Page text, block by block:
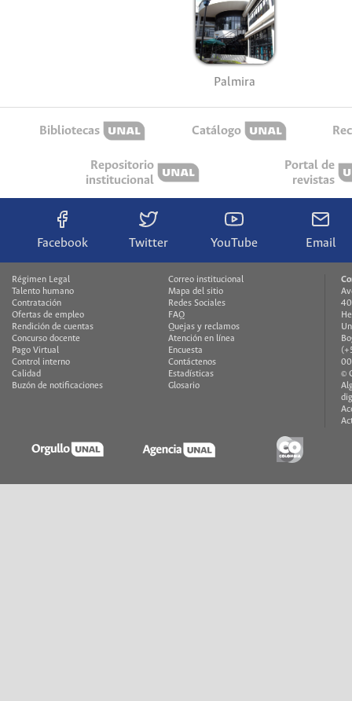
Palmira
Bibliotecas Catálogo
Repositorio
institucional
Portal de
revistas
Facebook Twitter YouTube Email
Régimen Legal
Talento humano
Contratación
Ofertas de empleo
Rendición de cuentas
Concurso docente
Pago Virtual
Control interno
Calidad
Buzón de notificaciones
Correo institucional
Mapa del sitio
Redes Sociales
FAQ
Quejas y reclamos
Atención en línea
Encuesta
Contáctenos
Estadísticas
Glosario
©